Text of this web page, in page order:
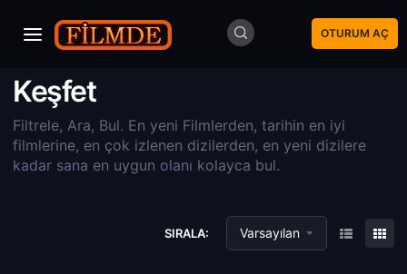
OTURUM AÇ
Keşfet
Filtrele, Ara, Bul. En yeni Filmlerden, tarihin en iyi
filmlerine, en çok izlenen dizilerden, en yeni dizilere
kadar sana en uygun olanı kolayca bul.
SIRALA: Varsayılan